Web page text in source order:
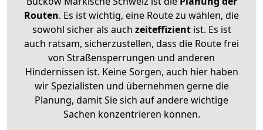
Routen. Es ist wichtig, eine Route zu wählen, die
sowohl sicher als auch zeiteffizientist. Es ist
auch ratsam, sicherzustellen, dass die Route frei
von Straßensperrungen und anderen
Hindernissen ist. Keine Sorgen, auch hier haben
wir Spezialisten und übernehmen gerne die
Planung, damit Sie sich auf andere wichtige
Sachen konzentrieren können.